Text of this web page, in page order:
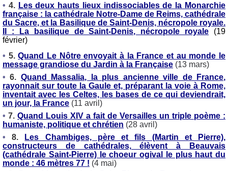
• 4. Les deux hauts lieux indissociables de la Monarchie
française : la cathédrale Notre-Dame de Reims, cathédrale
du Sacre, et la Basilique de Saint-Denis, nécropole royale.
II : La basilique de Saint-Denis, nécropole royale
(19
février)
• 5. Quand Le Nôtre envoyait à la France et au monde le
message grandiose du Jardin à la Française (13 mars)
• 6. Quand Massalia, la plus ancienne ville de France,
rayonnait sur toute la Gaule et, préparant la voie à Rome,
inventait avec les Celtes, les bases de ce qui deviendrait,
un jour, la France (11 avril)
• 7. Quand Louis XIV a fait de Versailles un triple poème :
humaniste, politique et chrétien (28 avril)
•
8.
Les Chambiges, père et fils (Martin et Pierre),
constructeurs de cathédrales, élèvent à Beauvais
(cathédrale Saint-Pierre) le choeur ogival le plus haut du
monde : 46 mètres 77 ! (4 mai)